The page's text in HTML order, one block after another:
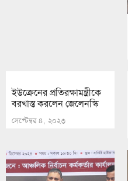
ইউক্রেনের প্রতিরক্ষামন্ত্রীকে
বরখাস্ত করলেন জেলেনস্কি
সেপ্টেম্বর ৪, ২০২৩